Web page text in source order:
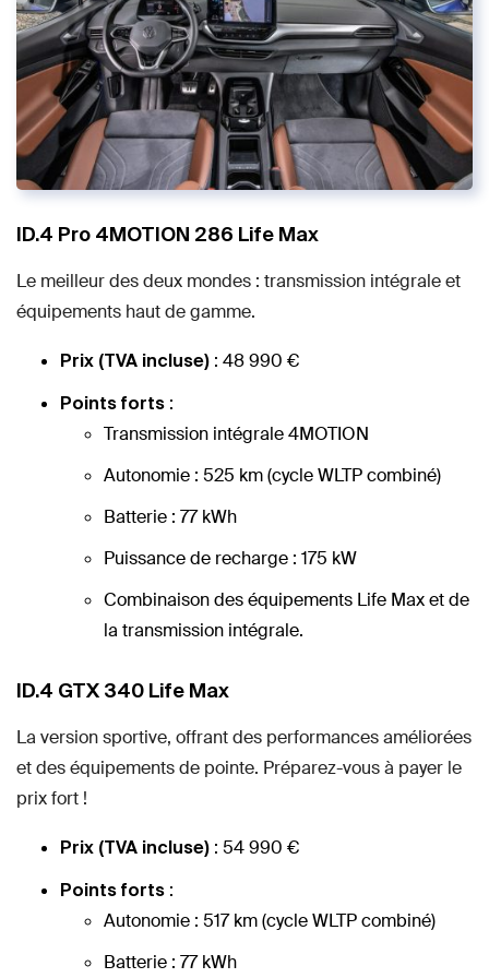
ID.4 Pro 4MOTION 286 Life Max
Le meilleur des deux mondes : transmission intégrale et
équipements haut de gamme.
Prix (TVA incluse) : 48 990 €
Points forts :
Transmission intégrale 4MOTION
Autonomie : 525 km (cycle WLTP combiné)
Batterie : 77 kWh
Puissance de recharge : 175 kW
Combinaison des équipements Life Max et de
la transmission intégrale.
ID.4 GTX 340 Life Max
La version sportive, offrant des performances améliorées
et des équipements de pointe. Préparez-vous à payer le
prix fort !
Prix (TVA incluse) : 54 990 €
Points forts :
Autonomie : 517 km (cycle WLTP combiné)
Batterie : 77 kWh